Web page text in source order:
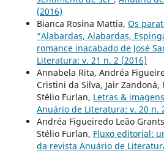
(2016)
Bianca Rosina Mattia, Os
“Alabardas, Alabardas,
romance inacabado de José
Literatura: v. 21 n. 2 (2016)
Annabela Rita, Andréa
Cristini da Silva, Jair
Stélio Furlan, Letras &
Anuário de Literatura: v. 20 n.
Andréa Figueiredo Leão
Stélio Furlan, Fluxo editorial:
da revista Anuário de